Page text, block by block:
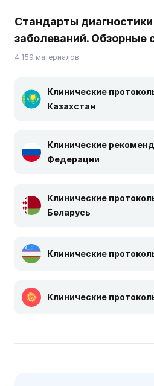
Стандарты
заболеваний. Обзорные
4 159 материалов
Клинические
Казахстан
Клинические
Федерации
Клинические
Беларусь
Клинические
Клинические